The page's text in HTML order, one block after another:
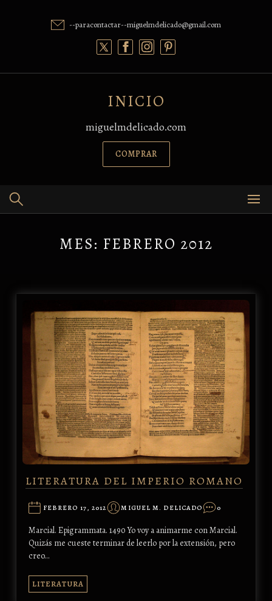
--paracontactar--miguelmdelicado@gmail.com
INICIO
miguelmdelicado.com
COMPRAR
MES: FEBRERO 2012
LITERATURA DEL IMPERIO ROMANO
FEBRERO 17, 2012 MIGUEL M. DELICADO 0
Marcial. Epigrammata. 1490 Yo voy a animarme con Marcial.
Quizás me cueste terminar de leerlo por la extensión, pero
creo…
LITERATURA